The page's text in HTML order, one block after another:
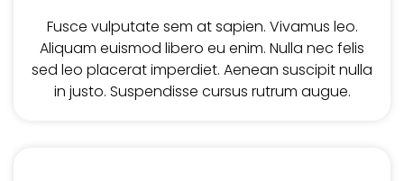
Fusce vulputate sem at sapien. Vivamus leo.
Aliquam euismod libero eu enim. Nulla nec felis
sed leo placerat imperdiet. Aenean suscipit nulla
in justo. Suspendisse cursus rutrum augue.